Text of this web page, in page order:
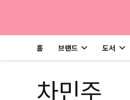
홈 브랜드 도서
차민주